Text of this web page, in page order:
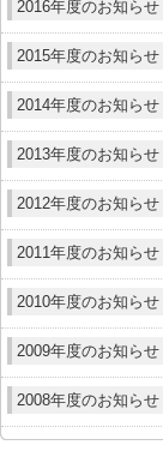
2016年度のお知らせ
2015年度のお知らせ
2014年度のお知らせ
2013年度のお知らせ
2012年度のお知らせ
2011年度のお知らせ
2010年度のお知らせ
2009年度のお知らせ
2008年度のお知らせ